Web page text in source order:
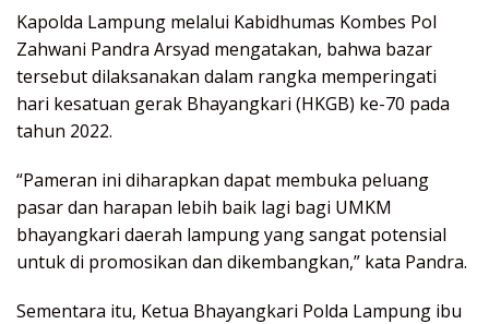
Kapolda Lampung melalui Kabidhumas Kombes Pol
Zahwani Pandra Arsyad mengatakan, bahwa bazar
tersebut dilaksanakan dalam rangka memperingati
hari kesatuan gerak Bhayangkari (HKGB) ke-70 pada
tahun 2022.
“Pameran ini diharapkan dapat membuka peluang
pasar dan harapan lebih baik lagi bagi UMKM
bhayangkari daerah lampung yang sangat potensial
untuk di promosikan dan dikembangkan,” kata Pandra.
Sementara itu, Ketua Bhayangkari Polda Lampung ibu